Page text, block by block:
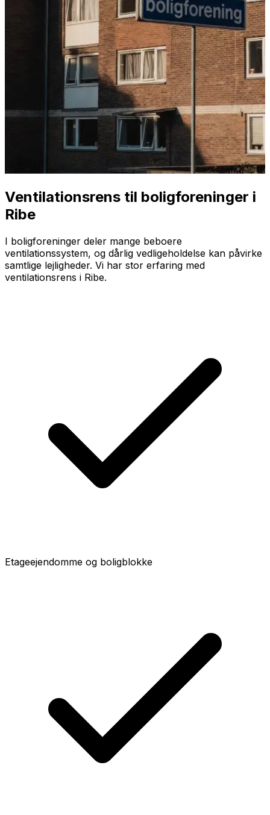
Ventilationsrens til boligforeninger i
Ribe
I boligforeninger deler mange beboere
ventilationssystem, og dårlig vedligeholdelse kan påvirke
samtlige lejligheder. Vi har stor erfaring med
ventilationsrens i Ribe.
Etageejendomme og boligblokke